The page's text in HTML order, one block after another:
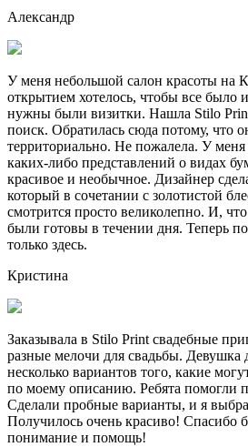
Александр
У меня небольшой салон красоты на
открытием хотелось, чтобы все было
нужны были визитки. Нашла Stilo Print
поиск. Обратилась сюда потому, что
территориально. Не пожалела. У
каких-либо представлений о видах
красивое и необычное. Дизайнер
который в сочетании с золотистой
смотрится просто великолепно. И,
были готовы в течении дня. Теперь
только здесь.
Кристина
Заказывала в Stilo Print свадебные
разные мелочи для свадьбы. Девушка
несколько вариантов того, какие
по моему описанию. Ребята помогли
Сделали пробные варианты, и я
Получилось очень красиво! Спасибо
понимание и помощь!